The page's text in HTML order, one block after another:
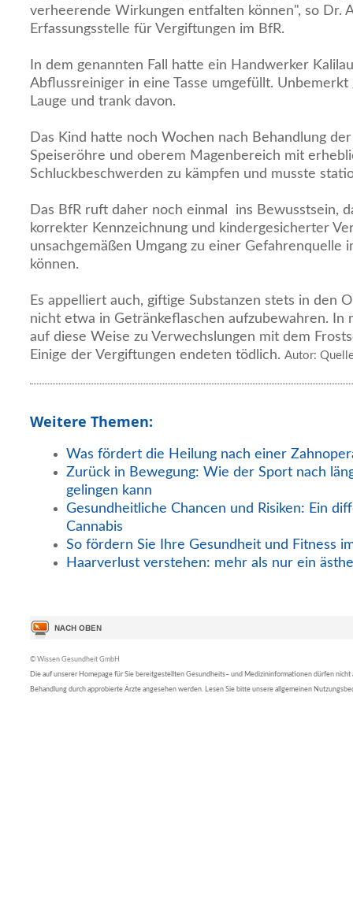
verheerende Wirkungen entfalten können", so Dr.
Erfassungsstelle für Vergiftungen im BfR.
In dem genannten Fall hatte ein Handwerker
Abflussreiniger in eine Tasse umgefüllt. Unbemerkt
Lauge und trank davon.
Das Kind hatte noch Wochen nach Behandlung
Speiseröhre und oberem Magenbereich mit
Schluckbeschwerden zu kämpfen und musste
Das BfR ruft daher noch einmal ins Bewusstsein,
korrekter Kennzeichnung und kindergesicherter
unsachgemäßen Umgang zu einer Gefahrenquelle
können.
Es appelliert auch, giftige Substanzen stets in den
nicht etwa in Getränkeflaschen aufzubewahren. In
auf diese Weise zu Verwechslungen mit dem
Einige der Vergiftungen endeten tödlich. Autor:
Weitere Themen:
Was fördert die Heilung nach einer
Zurück in Bewegung: Wie der Sport nach
gelingen kann
Gesundheitliche Chancen und Risiken: Ein
Cannabis
So fördern Sie Ihre Gesundheit und Fitness
Haarverlust verstehen: mehr als nur ein
© Wissen Gesundheit GmbH
Die auf unserer Homepage für Sie bereitgestellten Gesundheits– und Medizininformationen dürfen nicht
Behandlung durch approbierte Ärzte angesehen werden. Lesen Sie bitte unsere allgemeinen